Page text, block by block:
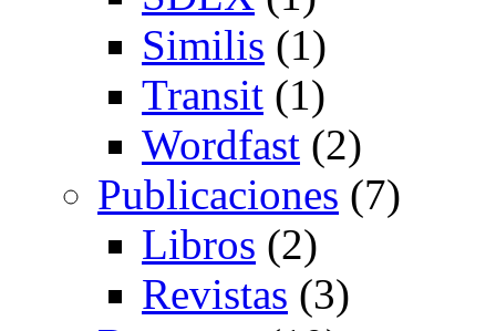
Similis (1)
Transit (1)
Wordfast (2)
Publicaciones (7)
Libros (2)
Revistas (3)